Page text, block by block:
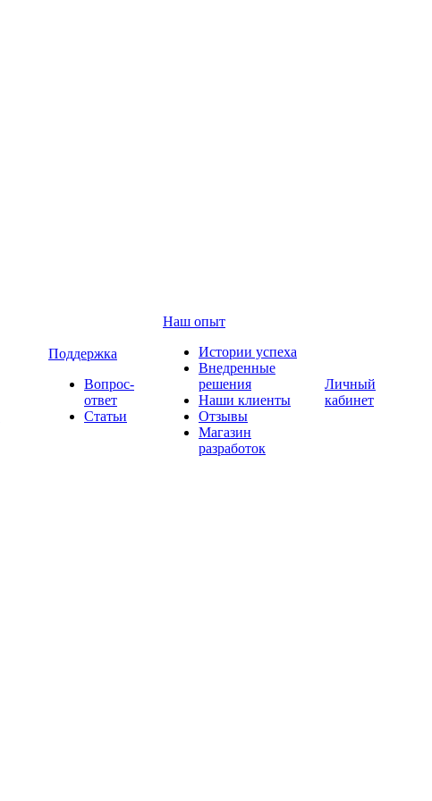
Поддержка
Вопрос-
ответ
Статьи
Наш опыт
Истории успеха
Внедренные
решения
Наши клиенты
Отзывы
Магазин
разработок
Личный
кабинет